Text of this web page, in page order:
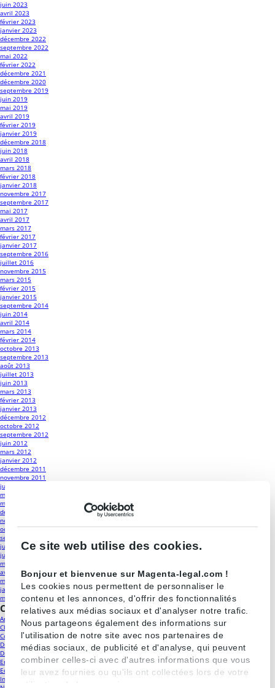
Ce site web utilise des cookies.
Bonjour et bienvenue sur Magenta-legal.com !
Les cookies nous permettent de personnaliser le
contenu et les annonces, d'offrir des fonctionnalités
relatives aux médias sociaux et d'analyser notre trafic.
Nous partageons également des informations sur
l'utilisation de notre site avec nos partenaires de
médias sociaux, de publicité et d'analyse, qui peuvent
combiner celles-ci avec d'autres informations que vous
leur avez fournies ou qu'ils ont collectées lors de votre
juin 2023
avril 2023
février 2023
janvier 2023
décembre 2022
septembre 2022
mai 2022
février 2022
décembre 2021
décembre 2020
septembre 2019
juin 2019
mai 2019
avril 2019
février 2019
janvier 2019
décembre 2018
juin 2018
avril 2018
mars 2018
février 2018
janvier 2018
novembre 2017
septembre 2017
mai 2017
avril 2017
mars 2017
février 2017
janvier 2017
septembre 2016
juillet 2016
novembre 2015
mars 2015
février 2015
janvier 2015
septembre 2014
juin 2014
avril 2014
mars 2014
février 2014
octobre 2013
septembre 2013
août 2013
juillet 2013
juin 2013
mars 2013
février 2013
janvier 2013
décembre 2012
octobre 2012
septembre 2012
juin 2012
mars 2012
janvier 2012
décembre 2011
novembre 2011
juin 2011
mai 2011
mars 2011
décembre 2010
novembre 2010
octobre 2010
septembre 2010
juillet 2010
juin 2010
mai 2010
avril 2010
mars 2010
janvier 2010
mars 2009
Catégories
Antitrust(18)
Classements(19)
Contrôle des concentrations(25)
Droit de la distribution et contrats commerciaux(23)
Droit public (13)
Energie(12)
Equipe
(18)
Internet et nouvelles technologies